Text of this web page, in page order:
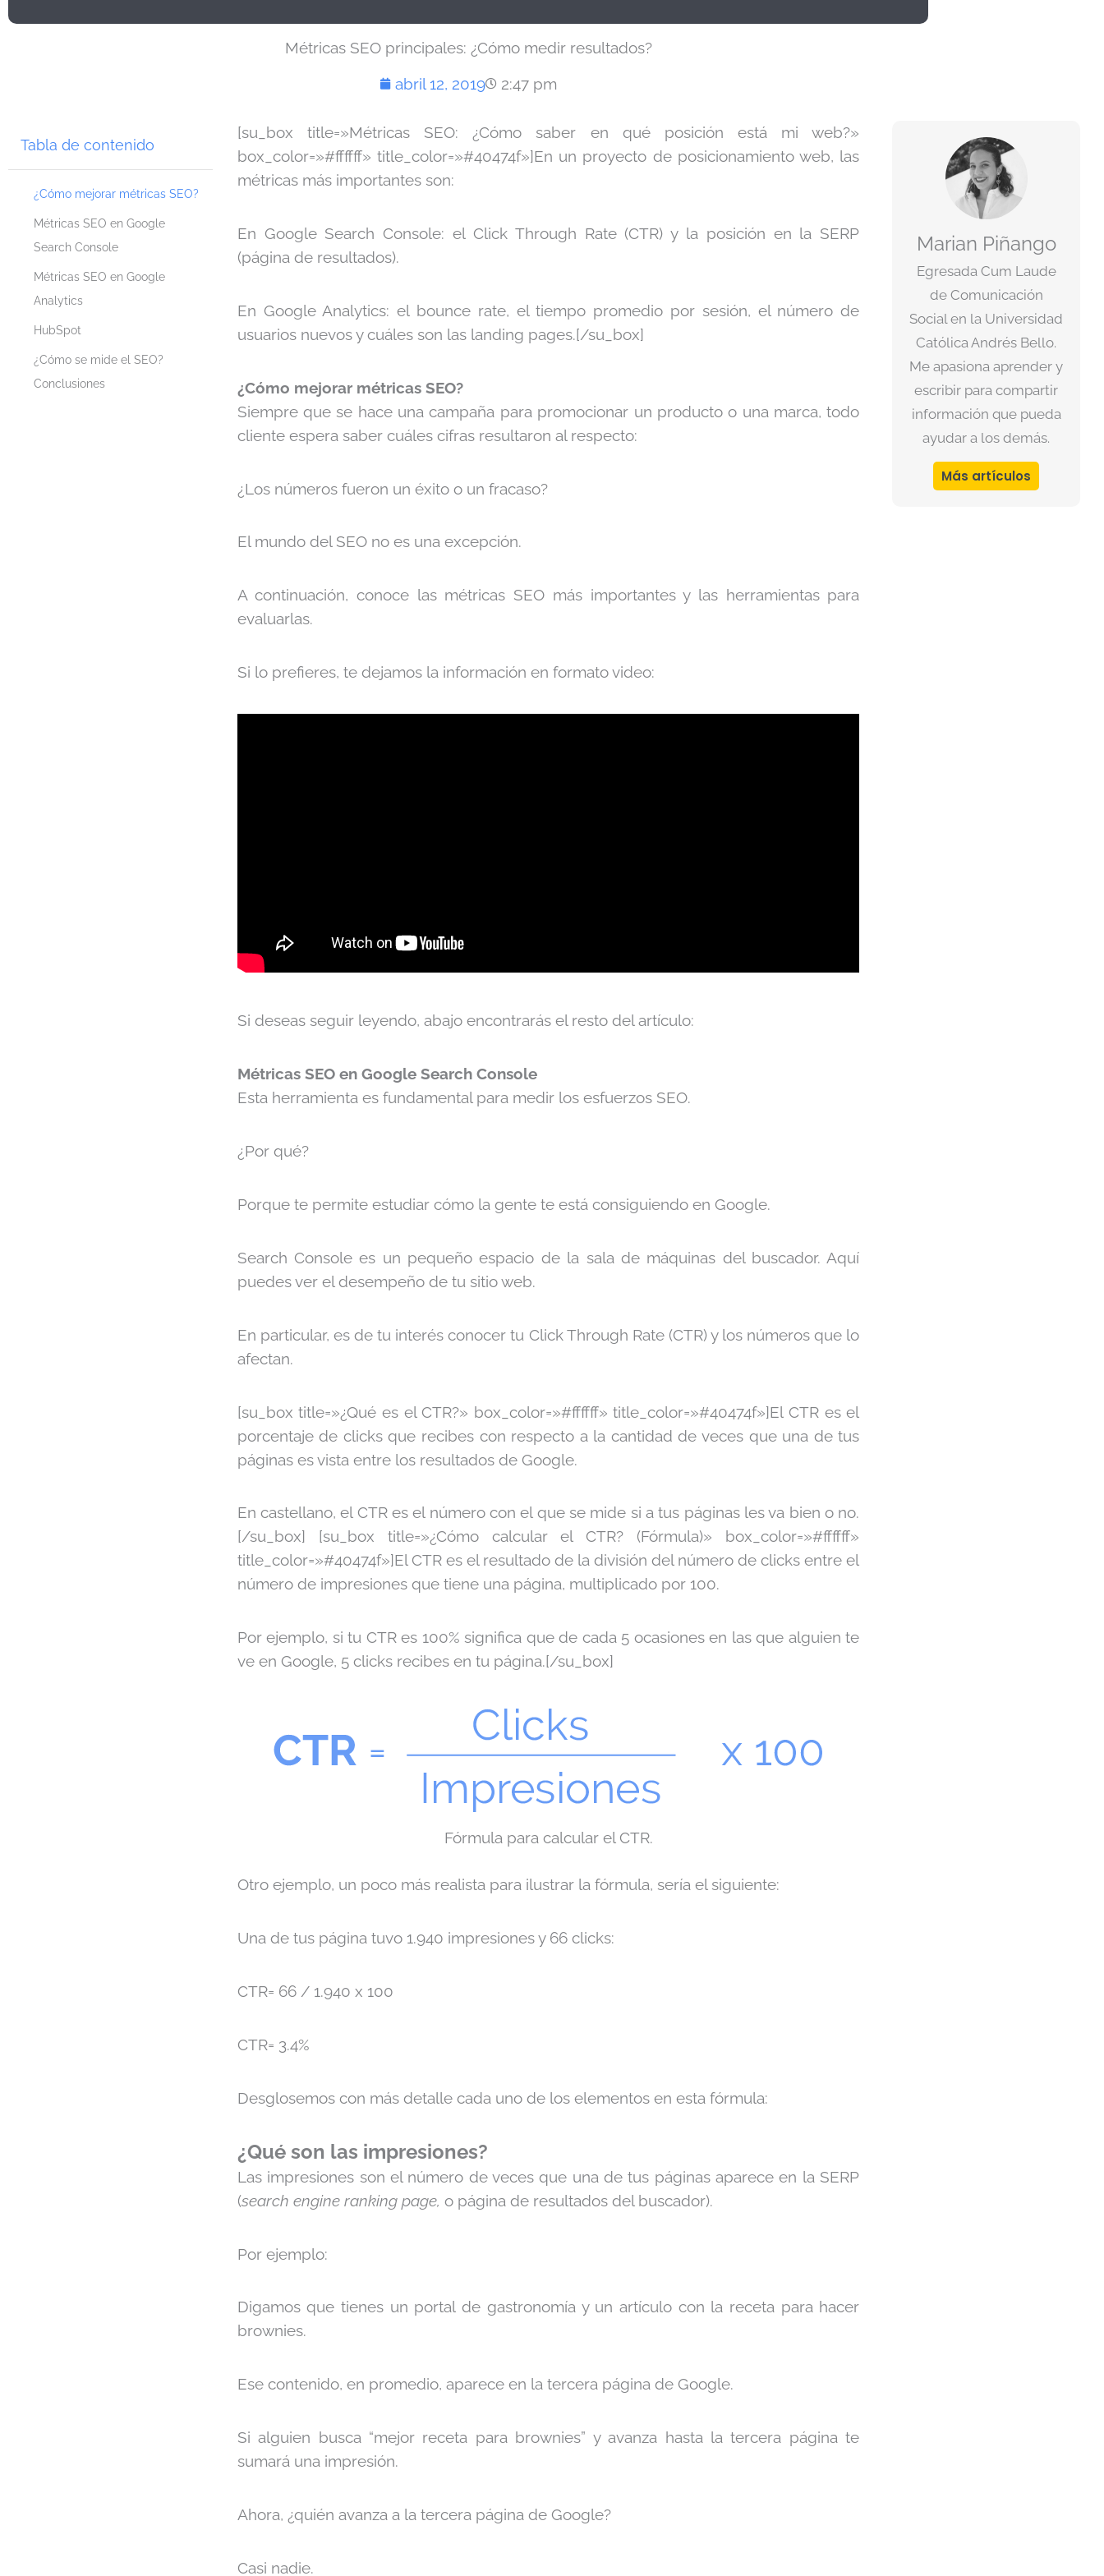
Métricas SEO principales: ¿Cómo medir resultados?
abril 12, 2019
2:47 pm
Tabla de contenido
¿Cómo mejorar métricas SEO?
Métricas SEO en Google
Search Console
Métricas SEO en Google
Analytics
HubSpot
¿Cómo se mide el SEO?
Conclusiones
[su_box title=»Métricas SEO: ¿Cómo saber en qué posición está mi web?»
box_color=»#ffffff» title_color=»#40474f»]En un proyecto de posicionamiento web, las
métricas más importantes son:
En Google Search Console: el Click Through Rate (CTR) y la posición en la SERP
(página de resultados).
En Google Analytics: el bounce rate, el tiempo promedio por sesión, el número de
usuarios nuevos y cuáles son las landing pages.[/su_box]
¿Cómo mejorar métricas SEO?
Siempre que se hace una campaña para promocionar un producto o una marca, todo
cliente espera saber cuáles cifras resultaron al respecto:
¿Los números fueron un éxito o un fracaso?
El mundo del SEO no es una excepción.
A continuación, conoce las métricas SEO más importantes y las herramientas para
evaluarlas.
Si lo prefieres, te dejamos la información en formato video:
Si deseas seguir leyendo, abajo encontrarás el resto del artículo:
Métricas SEO en Google Search Console
Esta herramienta es fundamental para medir los esfuerzos SEO.
¿Por qué?
Porque te permite estudiar cómo la gente te está consiguiendo en Google.
Search Console es un pequeño espacio de la sala de máquinas del buscador. Aquí
puedes ver el desempeño de tu sitio web.
En particular, es de tu interés conocer tu Click Through Rate (CTR) y los números que lo
afectan.
[su_box title=»¿Qué es el CTR?» box_color=»#ffffff» title_color=»#40474f»]El CTR es el
porcentaje de clicks que recibes con respecto a la cantidad de veces que una de tus
páginas es vista entre los resultados de Google.
En castellano, el CTR es el número con el que se mide si a tus páginas les va bien o no.
[/su_box] [su_box title=»¿Cómo calcular el CTR? (Fórmula)» box_color=»#ffffff»
title_color=»#40474f»]El CTR es el resultado de la división del número de clicks entre el
número de impresiones que tiene una página, multiplicado por 100.
Por ejemplo, si tu CTR es 100% significa que de cada 5 ocasiones en las que alguien te
ve en Google, 5 clicks recibes en tu página.[/su_box]
Fórmula para calcular el CTR.
Otro ejemplo, un poco más realista para ilustrar la fórmula, sería el siguiente:
Una de tus página tuvo 1.940 impresiones y 66 clicks:
CTR= 66 / 1.940 x 100
CTR= 3.4%
Desglosemos con más detalle cada uno de los elementos en esta fórmula:
¿Qué son las impresiones?
Las impresiones son el número de veces que una de tus páginas aparece en la SERP
(search engine ranking page, o página de resultados del buscador).
Por ejemplo:
Digamos que tienes un portal de gastronomía y un artículo con la receta para hacer
brownies.
Ese contenido, en promedio, aparece en la tercera página de Google.
Si alguien busca “mejor receta para brownies” y avanza hasta la tercera página te
sumará una impresión.
Ahora, ¿quién avanza a la tercera página de Google?
Casi nadie.
Marian Piñango
Egresada Cum Laude
de Comunicación
Social en la Universidad
Católica Andrés Bello.
Me apasiona aprender y
escribir para compartir
información que pueda
ayudar a los demás.
Más artículos